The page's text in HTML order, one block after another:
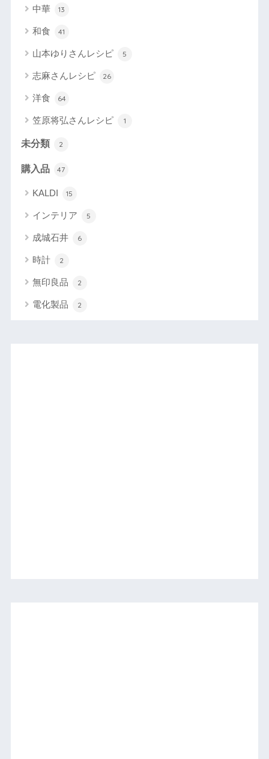
中華 13
和食 41
山本ゆりさんレシピ 5
志麻さんレシピ 26
洋食 64
笠原将弘さんレシピ 1
未分類 2
購入品 47
KALDI 15
インテリア 5
成城石井 6
時計 2
無印良品 2
電化製品 2